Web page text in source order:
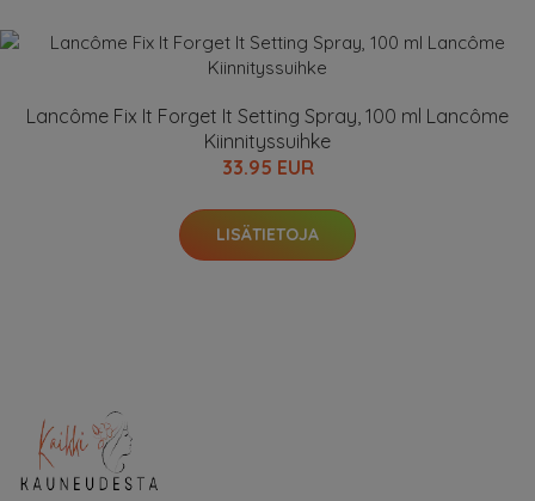
Lancôme Fix It Forget It Setting Spray, 100 ml Lancôme
Kiinnityssuihke
33.95 EUR
LISÄTIETOJA